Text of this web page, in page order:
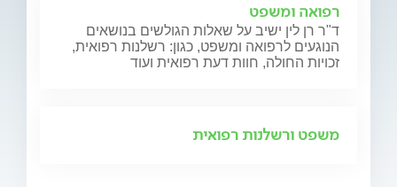
רפואה ומשפט
ד"ר רן לין ישיב על שאלות הגולשים בנושאים
הנוגעים לרפואה ומשפט, כגון: רשלנות רפואית,
זכויות החולה, חוות דעת רפואית ועוד
משפט ורשלנות רפואית